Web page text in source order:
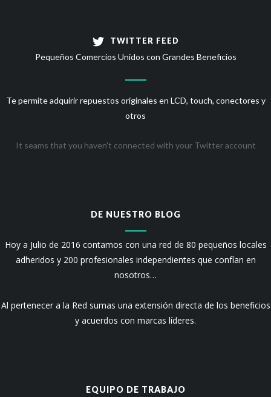
TWITTER FEED
Pequeños Comercios Unidos con Grandes Beneficios
Te permite adquirir repuestos originales en LCD, touch, conectores y
otros
It seams that you haven't connected with your Twitter account
DE NUESTRO BLOG
Hoy a Julio de 2016 contamos con una red de 80 pequeños locales
adheridos y 200 profesionales independientes que confían en
nosotros…
Al pertenecer a la Red sumas una extensión directa de los beneficios
y acuerdos con marcas líderes.
EQUIPO DE TRABAJO